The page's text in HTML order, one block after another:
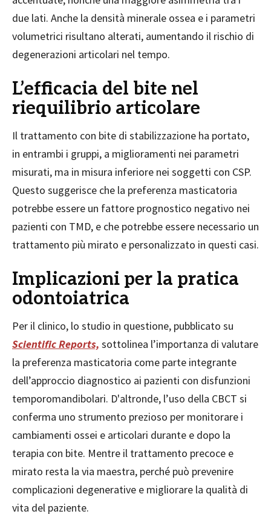
due lati. Anche la densità minerale ossea e i parametri
volumetrici risultano alterati, aumentando il rischio di
degenerazioni articolari nel tempo.
L’efficacia del bite nel
riequilibrio articolare
Il trattamento con bite di stabilizzazione ha portato,
in entrambi i gruppi, a miglioramenti nei parametri
misurati, ma in misura inferiore nei soggetti con CSP.
Questo suggerisce che la preferenza masticatoria
potrebbe essere un fattore prognostico negativo nei
pazienti con TMD, e che potrebbe essere necessario un
trattamento più mirato e personalizzato in questi casi.
Implicazioni per la pratica
odontoiatrica
Per il clinico, lo studio in questione, pubblicato su
Scientific Reports, sottolinea l’importanza di valutare
la preferenza masticatoria come parte integrante
dell’approccio diagnostico ai pazienti con disfunzioni
temporomandibolari. D'altronde, l’uso della CBCT si
conferma uno strumento prezioso per monitorare i
cambiamenti ossei e articolari durante e dopo la
terapia con bite. Mentre il trattamento precoce e
mirato resta la via maestra, perché può prevenire
complicazioni degenerative e migliorare la qualità di
vita del paziente.